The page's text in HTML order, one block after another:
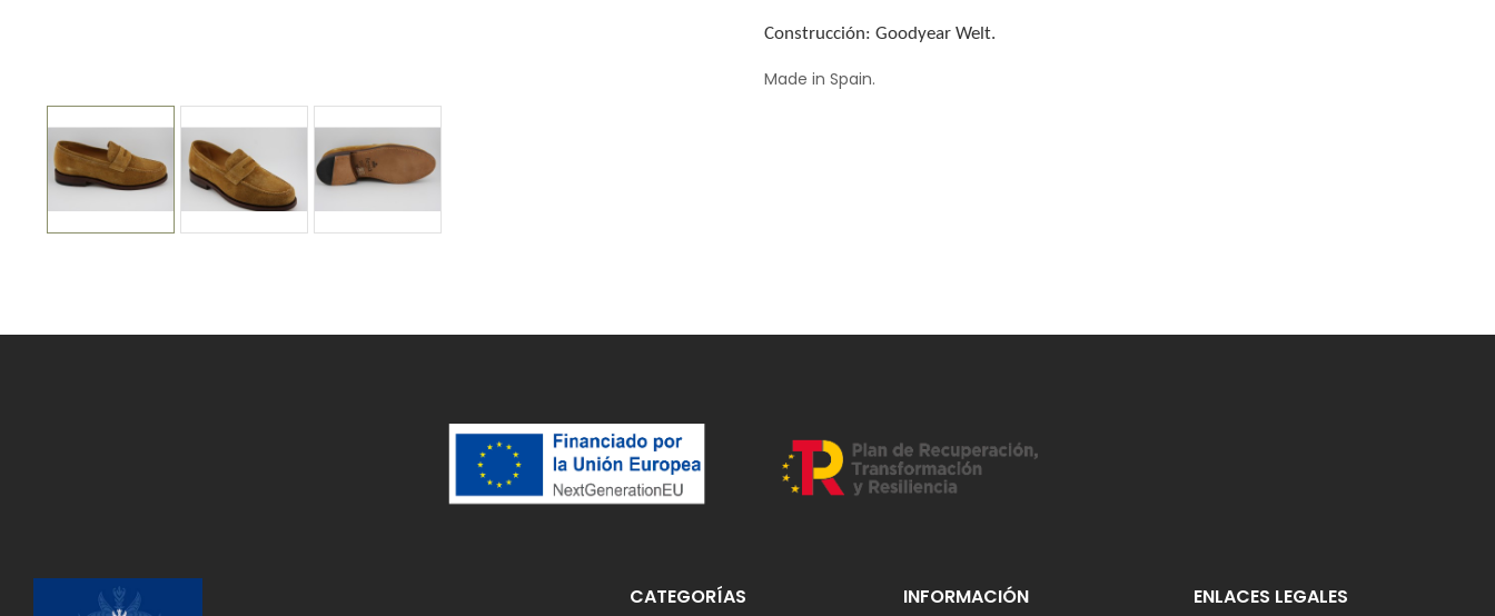
Construcción: Goodyear Welt.
Made in Spain.
CATEGORÍAS INFORMACIÓN ENLACES LEGALES